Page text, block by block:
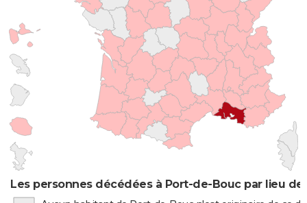
Les personnes décédées à Port-de-Bouc par lieu de